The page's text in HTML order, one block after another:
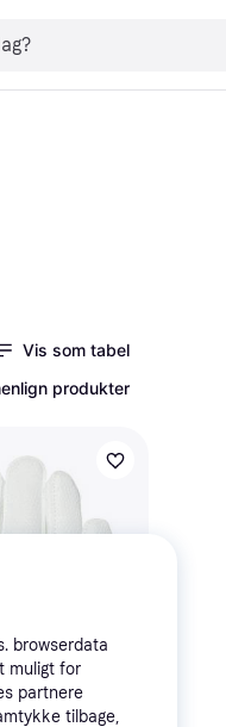
Vis som tabel
produkter
browserdata
muligt for
partnere
tilbage,